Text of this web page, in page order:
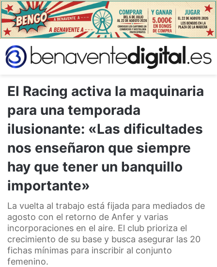
El Racing activa la maquinaria
para una temporada
ilusionante: «Las dificultades
nos enseñaron que siempre
hay que tener un banquillo
importante»
La vuelta al trabajo está fijada para mediados de
agosto con el retorno de Anfer y varias
incorporaciones en el aire. El club prioriza el
crecimiento de su base y busca asegurar las 20
fichas mínimas para inscribir al conjunto
femenino.